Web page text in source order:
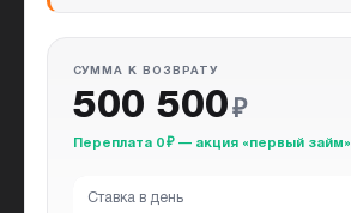
СУММА К ВОЗВРАТУ
500 500 ₽
Переплата 0 ₽ — акция «первый займ»
Ставка в день